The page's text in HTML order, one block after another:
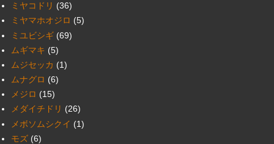
ミヤコドリ (36)
ミヤマホオジロ (5)
ミユビシギ (69)
ムギマキ (5)
ムジセッカ (1)
ムナグロ (6)
メジロ (15)
メダイチドリ (26)
メボソムシクイ (1)
モズ (6)